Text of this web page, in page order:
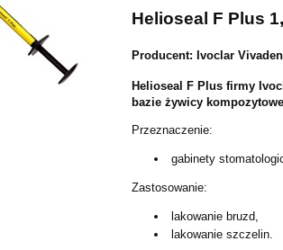
Helioseal F Plus
Producent: Ivoclar
Helioseal F Plus firmy
bazie żywicy
Przeznaczenie:
gabinety
Zastosowanie:
lakowanie bruzd,
lakowanie szczelin.